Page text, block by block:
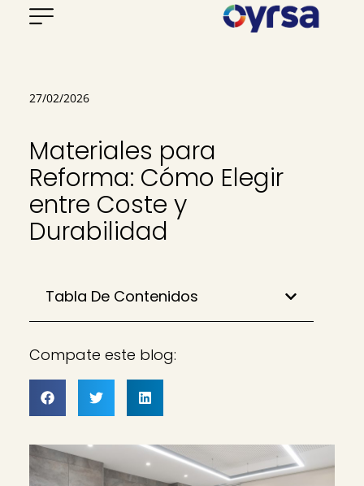
27/02/2026
Materiales para
Reforma: Cómo Elegir
entre Coste y
Durabilidad
Tabla De Contenidos
Compate este blog: